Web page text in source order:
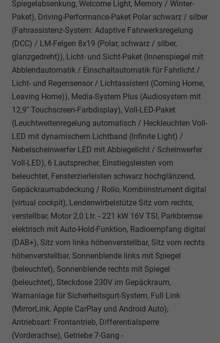
Spiegelabsenkung, Welcome Light, Memory / Winter-
Paket), Driving-Performance-Paket Polar schwarz / silber
(Fahrassistenz-System: Adaptive Fahrwerksregelung
(DCC) / LM-Felgen 8x19 (Polar, schwarz / silber,
glanzgedreht)), Licht- und Sicht-Paket (Innenspiegel mit
Abblendautomatik / Einschaltautomatik für Fahrlicht /
Licht- und Regensensor / Lichtassistent (Coming Home,
Leaving Home)), Media-System Plus (Audiosystem mit
12,9" Touchscreen-Farbdisplay), Voll-LED-Paket
(Leuchtweitenregelung automatisch / Heckleuchten Voll-
LED mit dynamischem Lichtband (Infinite Light) /
Nebelscheinwerfer LED mit Abbiegelicht / Scheinwerfer
Voll-LED), 6 Lautsprecher, Einstiegsleisten vorn
beleuchtet, Fensterzierleisten schwarz hochglänzend,
Gepäckraumabdeckung / Rollo, Kombiinstrument digital
(virtual cockpit), Lendenwirbelstütze Sitz vorn rechts,
verstellbar, Motor 2,0 Ltr. - 221 kW 16V TSI, Parkbremse
elektrisch mit Auto-Hold-Funktion, Radioempfang digital
(DAB+), Sitz vorn links höhenverstellbar, Sitz vorn rechts
höhenverstellbar, Sonnenblende links mit Spiegel
(beleuchtet), Sonnenblende rechts mit Spiegel
(beleuchtet), Steckdose 230V im Gepäckraum,
Warnanlage für Sicherheitsgurt-System, Full Link
(MirrorLink, Apple CarPlay und Android Auto),
Antriebsart: Frontantrieb, Differentialsperre
(Vorderachse), Getriebe 7-Gang -